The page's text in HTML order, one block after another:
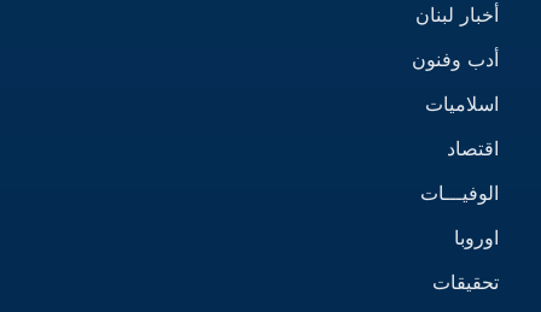
أخبار لبنان
أدب وفنون
اسلاميات
اقتصاد
الوفيـــات
اوروبا
تحقيقات